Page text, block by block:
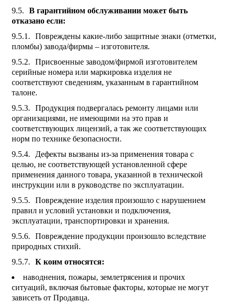
В гарантийном обслуживании может быть
отказано если:
Повреждены какие-либо защитные знаки (отметки,
пломбы) завода/фирмы – изготовителя.
Присвоенные заводом/фирмой изготовителем
серийные номера или маркировка изделия не
соответствуют сведениям, указанным в гарантийном
талоне.
Продукция подвергалась ремонту лицами или
организациями, не имеющими на это прав и
соответствующих лицензий, а так же соответствующих
норм по технике безопасности.
Дефекты вызваны из-за применения товара с
целью, не соответствующей установленной сфере
применения данного товара, указанной в технической
инструкции или в руководстве по эксплуатации.
Повреждение изделия произошло с нарушением
правил и условий установки и подключения,
эксплуатации, транспортировки и хранения.
Повреждение продукции произошло вследствие
природных стихий.
К коим относятся:
наводнения, пожары, землетрясения и прочих
ситуаций, включая бытовые факторы, которые не могут
зависеть от Продавца.